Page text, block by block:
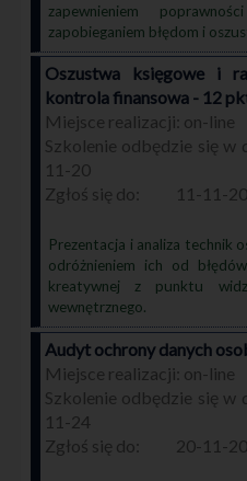
zapewnieniem
zapobieganiem błędom i
Oszustwa księgowe i
kontrola finansowa - 12
on-line
11-20
11-11-
Prezentacja i analiza technik
odróżnieniem ich od
kreatywnej z punktu
wewnętrznego.
Audyt ochrony danych
on-line
11-24
20-11-